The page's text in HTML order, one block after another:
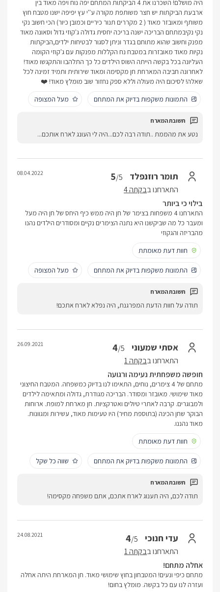
היה מושלם! השכרנו את 4 הביקתות המתחם יפה נוח ויפה מאוד בין
ארבעת הביקתות יש חצר משותפת מקורה ע''י עץ יפיפה ישנו מטבח חוץ
משותף ומאובזר מאוד ( 2 מקררים תנור כיריים וכמובן כיור) הכי חשוב נקי
נקי נקיבמתחם הבריכה ישנה בריכה יחסית גדולה ג'קוזי גדול וסאונה מאוד
מפנק וחשוב שהוא מתוחם בגדר וניתן לסגור לבטיחות ילדים,הביקתות
נקיות מאוד מאובזרות במטבח נח הקללות מפנקות עם ג'קוזי הקומה
העליונה בכל בקשה הייתה השוס הילדים כל כך התלהבו והתקגשו מאוד!
לאחרונה חביבה המארחת חן מקסימה ומאוד שירותית ותמיד זמינה לכל
שאלה! לסיכום היה מעולה וללא ספק נחזור שוב מומלץ מאוד! ❤️
התמונות משקפות בדיוק את המתחם
מעל המצופה
נטע את מהממת ..תודה רבה לכם...היה לי העונג לארח אותכם...
תומר רוזנפלד 5/5
התארחנו בבקתה 4
08.04.2022
בילוי כי ביותר
התארחנו 4 משפחות בצימר של חן היה ממש כיף היחס של חן היה מעל
ומעבר כל מה שביקשנו היא נתנה הצימרים נקיים ומסודרים הילדים נהנו
מהבריזה והגקוזי
חוות דעת מאומתת
התמונות משקפות בדיוק את המתחם מעל המצופה
תודה על חוות הדעת המפרגנת, היה נפלא לארח אתכם!
אסתי שמעוני 4/5
התארחנו בבקתה 1
26.09.2021
חופשה משפחתית נעימה ורגועה
מתחם של 4 צימרים, נוחים, התאימו לנו בדיוק כמשפחה. המטבח החיצוני
מאוד שימושי. מאובזר ומסודר. הבריכה מגודרת, גדולה ומתאימה לילדים
ולמבוגרים. קרבה לאתרי טיולים ואטרקציות. חן מארחת למופת. ארוחות
הבוקר שחן הכינה (בתוספת מחיר) היו טעימות מאוד, עשירות ומגוונות.
מאוד נהננו.
חוות דעת מאומתת
התמונות משקפות בדיוק את המתחם שווה כל שקל
תודה לכם, היה תענוג לארח אתכם, אתם משפחה מקסימה!
עדי חנוכי 4/5
התארחנו בבקתה 1
24.08.2021
אחלה מתחם!
מתחם כיפי ונעים! המטבחון בחוץ שימושי מאוד. חן המארחת היתה אחלה
ועזרה לנו עם כל בקשה. מומלץ בחום!